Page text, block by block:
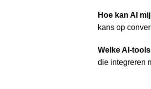
Hoe kan AI
kans op
Welke AI-
die integreren